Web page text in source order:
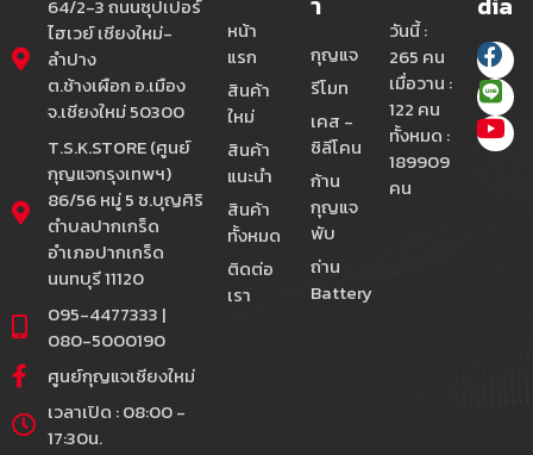
64/2-3 ถนนซุปเปอร์
ไฮเวย์ เชียงใหม่-
ลำปาง
ต.ช้างเผือก อ.เมือง
จ.เชียงใหม่ 50300
T.S.K.STORE (ศูนย์
กุญแจกรุงเทพฯ)
86/56 หมู่ 5 ซ.บุญศิริ
ตำบลปากเกร็ด
อำเภอปากเกร็ด
นนทบุรี 11120
095-4477333 |
080-5000190
ศูนย์กุญแจเชียงใหม่
เวลาเปิด : 08:00 -
17:30น.
หน้า
แรก
สินค้า
ใหม่
สินค้า
แนะนำ
สินค้า
ทั้งหมด
ติดต่อ
เรา
กุญแจ
รีโมท
เคส -
ซิลีโคน
ก้าน
กุญแจ
พับ
ถ่าน
Battery
วันนี้ :
265 คน
เมื่อวาน :
122 คน
ทั้งหมด :
189909
คน